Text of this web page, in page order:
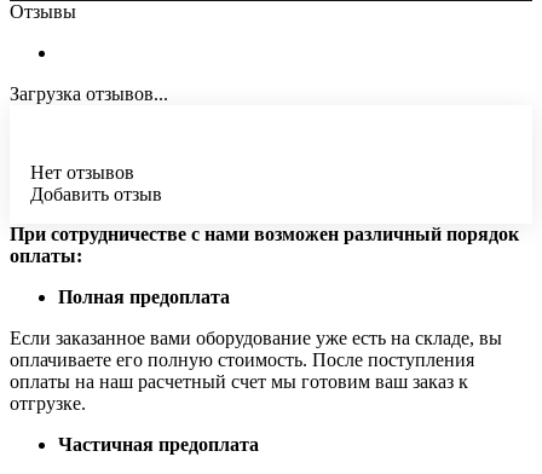
Отзывы
Загрузка отзывов...
Нет отзывов
Добавить отзыв
При сотрудничестве с нами возможен различный порядок
оплаты:
Полная предоплата
Если заказанное вами оборудование уже есть на складе, вы
оплачиваете его полную стоимость. После поступления
оплаты на наш расчетный счет мы готовим ваш заказ к
отгрузке.
Частичная предоплата